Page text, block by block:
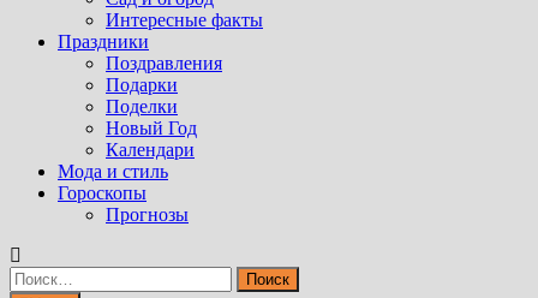
Интересные факты
Праздники
Поздравления
Подарки
Поделки
Новый Год
Календари
Мода и стиль
Гороскопы
Прогнозы
Найти: